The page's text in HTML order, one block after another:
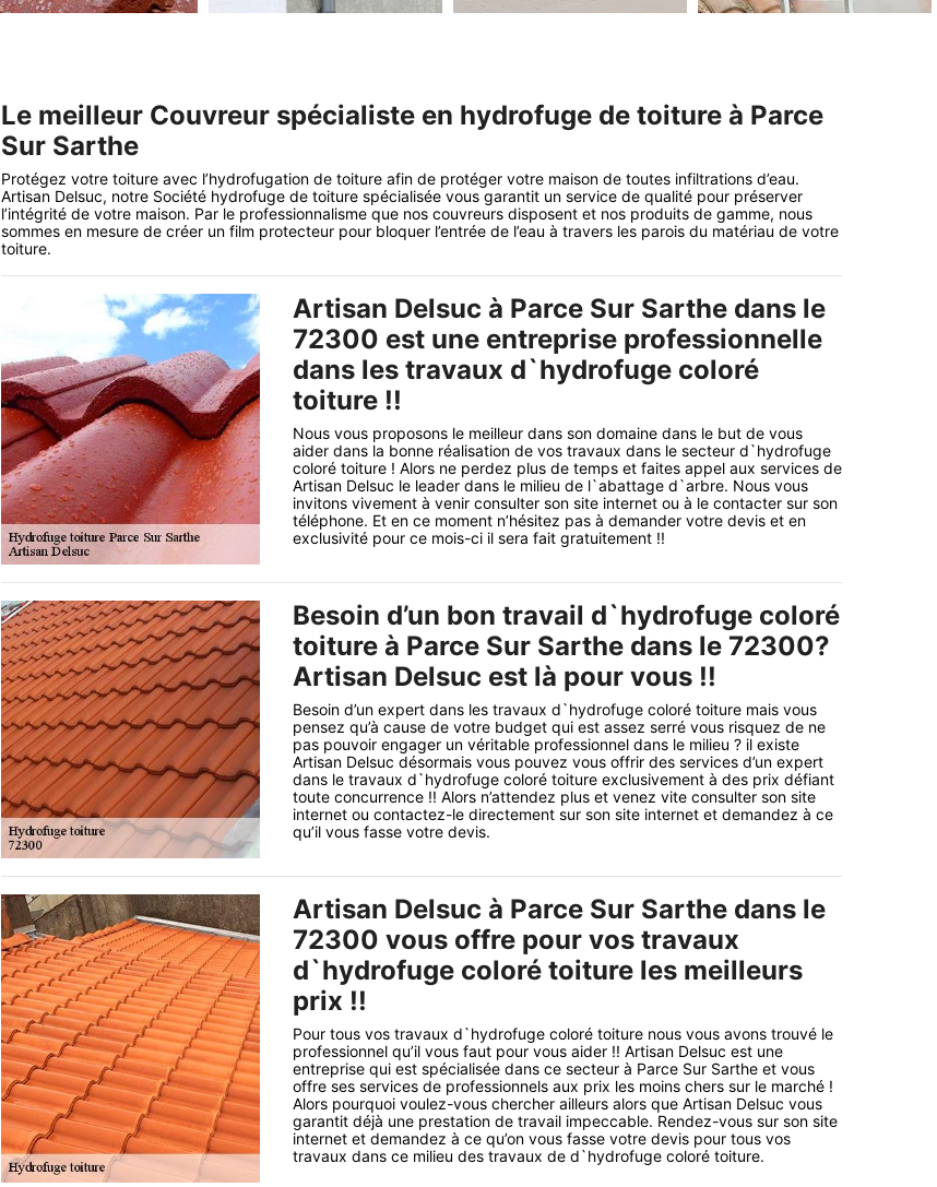
Le meilleur Couvreur spécialiste en hydrofuge de toiture à Parce
Sur Sarthe
Protégez votre toiture avec l’hydrofugation de toiture afin de protéger votre maison de toutes infiltrations d’eau.
Artisan Delsuc, notre Société hydrofuge de toiture spécialisée vous garantit un service de qualité pour préserver
l’intégrité de votre maison. Par le professionnalisme que nos couvreurs disposent et nos produits de gamme, nous
sommes en mesure de créer un film protecteur pour bloquer l’entrée de l’eau à travers les parois du matériau de votre
toiture.
Artisan Delsuc à Parce Sur Sarthe dans le
72300 est une entreprise professionnelle
dans les travaux d`hydrofuge coloré
toiture !!
Nous vous proposons le meilleur dans son domaine dans le but de vous
aider dans la bonne réalisation de vos travaux dans le secteur d`hydrofuge
coloré toiture ! Alors ne perdez plus de temps et faites appel aux services de
Artisan Delsuc le leader dans le milieu de l`abattage d`arbre. Nous vous
invitons vivement à venir consulter son site internet ou à le contacter sur son
téléphone. Et en ce moment n’hésitez pas à demander votre devis et en
exclusivité pour ce mois-ci il sera fait gratuitement !!
Besoin d’un bon travail d`hydrofuge coloré
toiture à Parce Sur Sarthe dans le 72300?
Artisan Delsuc est là pour vous !!
Besoin d’un expert dans les travaux d`hydrofuge coloré toiture mais vous
pensez qu’à cause de votre budget qui est assez serré vous risquez de ne
pas pouvoir engager un véritable professionnel dans le milieu ? il existe
Artisan Delsuc désormais vous pouvez vous offrir des services d’un expert
dans le travaux d`hydrofuge coloré toiture exclusivement à des prix défiant
toute concurrence !! Alors n’attendez plus et venez vite consulter son site
internet ou contactez-le directement sur son site internet et demandez à ce
qu’il vous fasse votre devis.
Artisan Delsuc à Parce Sur Sarthe dans le
72300 vous offre pour vos travaux
d`hydrofuge coloré toiture les meilleurs
prix !!
Pour tous vos travaux d`hydrofuge coloré toiture nous vous avons trouvé le
professionnel qu’il vous faut pour vous aider !! Artisan Delsuc est une
entreprise qui est spécialisée dans ce secteur à Parce Sur Sarthe et vous
offre ses services de professionnels aux prix les moins chers sur le marché !
Alors pourquoi voulez-vous chercher ailleurs alors que Artisan Delsuc vous
garantit déjà une prestation de travail impeccable. Rendez-vous sur son site
internet et demandez à ce qu’on vous fasse votre devis pour tous vos
travaux dans ce milieu des travaux de d`hydrofuge coloré toiture.